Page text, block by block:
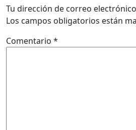
Tu dirección de correo
Los campos obligatorios están
Comentario *